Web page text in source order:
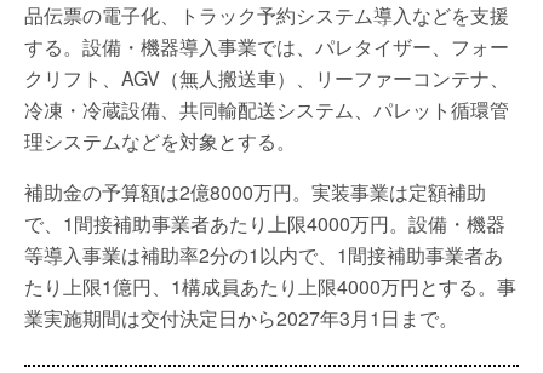
品伝票の電子化、トラック予約システム導入などを支援
する。設備・機器導入事業では、パレタイザー、フォー
クリフト、AGV（無人搬送車）、リーファーコンテナ、
冷凍・冷蔵設備、共同輸配送システム、パレット循環管
理システムなどを対象とする。
補助金の予算額は2億8000万円。実装事業は定額補助
で、1間接補助事業者あたり上限4000万円。設備・機器
等導入事業は補助率2分の1以内で、1間接補助事業者あ
たり上限1億円、1構成員あたり上限4000万円とする。事
業実施期間は交付決定日から2027年3月1日まで。